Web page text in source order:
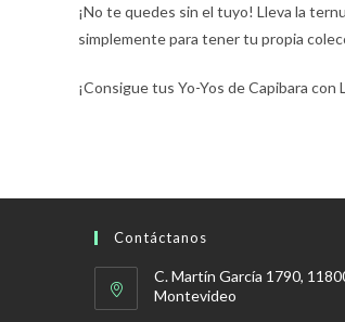
¡No te quedes sin el tuyo! Lleva la
simplemente para tener tu propia
¡Consigue tus Yo-Yos de Capibara
Contáctanos
C. Martín García 1790,
Montevideo